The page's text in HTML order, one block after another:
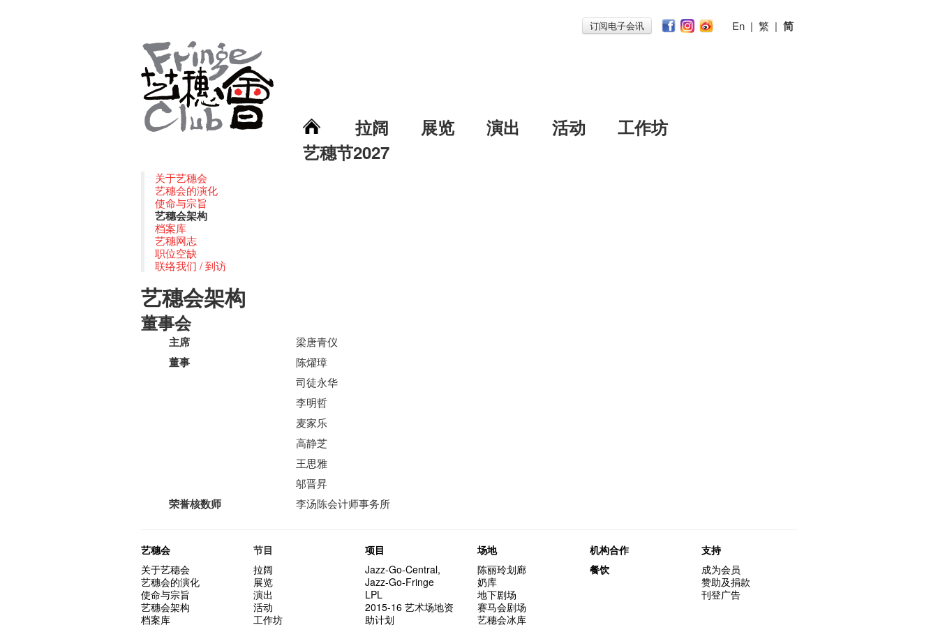
订阅电子会讯 En | 繁 | 简
拉阔 展览 演出 活动
工作坊
艺穗节2027
关于艺穗会
艺穗会的演化
使命与宗旨
艺穗会架构
档案库
艺穗网志
职位空缺
联络我们 / 到访
艺穗会架构
董事会
主席 梁唐青仪
董事
陈燿璋
司徒永华
李明哲
麦家乐
高静芝
王思雅
邬晋昇
荣誉核数师 李汤陈会计师事务所
艺穗会
关于艺穗会
艺穗会的演化
使命与宗旨
艺穗会架构
档案库
节目
拉阔
展览
演出
活动
工作坊
项目
Jazz-Go-Central,
Jazz-Go-Fringe
LPL
2015-16 艺术场地资
助计划
场地
陈丽玲划廊
奶库
地下剧场
赛马会剧场
艺穗会冰库
机构合作
餐饮
支持
成为会员
赞助及捐款
刊登广告